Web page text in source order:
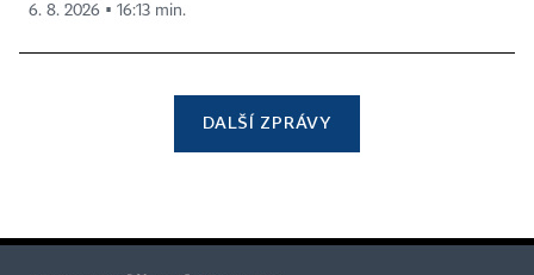
6. 8. 2026 ▪ 16:13 min.
DALŠÍ ZPRÁVY